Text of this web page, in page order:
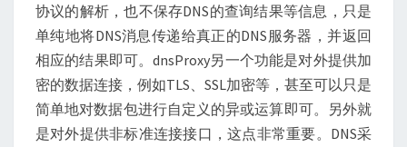
协议的解析，也不保存DNS的查询结果等信息，只是
单纯地将DNS消息传递给真正的DNS服务器，并返回
相应的结果即可。dnsProxy另一个功能是对外提供加
密的数据连接，例如TLS、SSL加密等，甚至可以只是
简单地对数据包进行自定义的异或运算即可。另外就
是对外提供非标准连接接口，这点非常重要。DNS采